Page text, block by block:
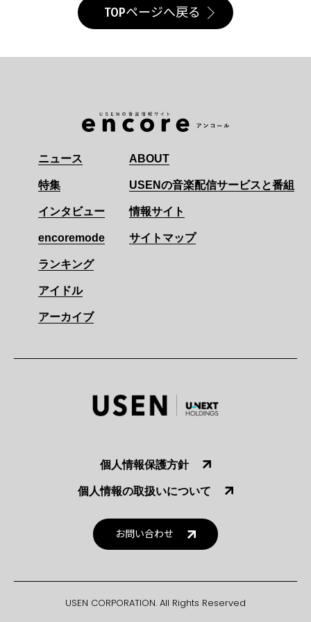
TOPページへ戻る
ニュース
特集
インタビュー
encoremode
ランキング
アイドル
アーカイブ
ABOUT
USENの音楽配信サービスと番組
情報サイト
サイトマップ
個人情報保護方針
個人情報の取扱いについて
お問い合わせ
USEN CORPORATION. All Rights Reserved